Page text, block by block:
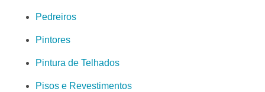
Pedreiros
Pintores
Pintura de Telhados
Pisos e Revestimentos